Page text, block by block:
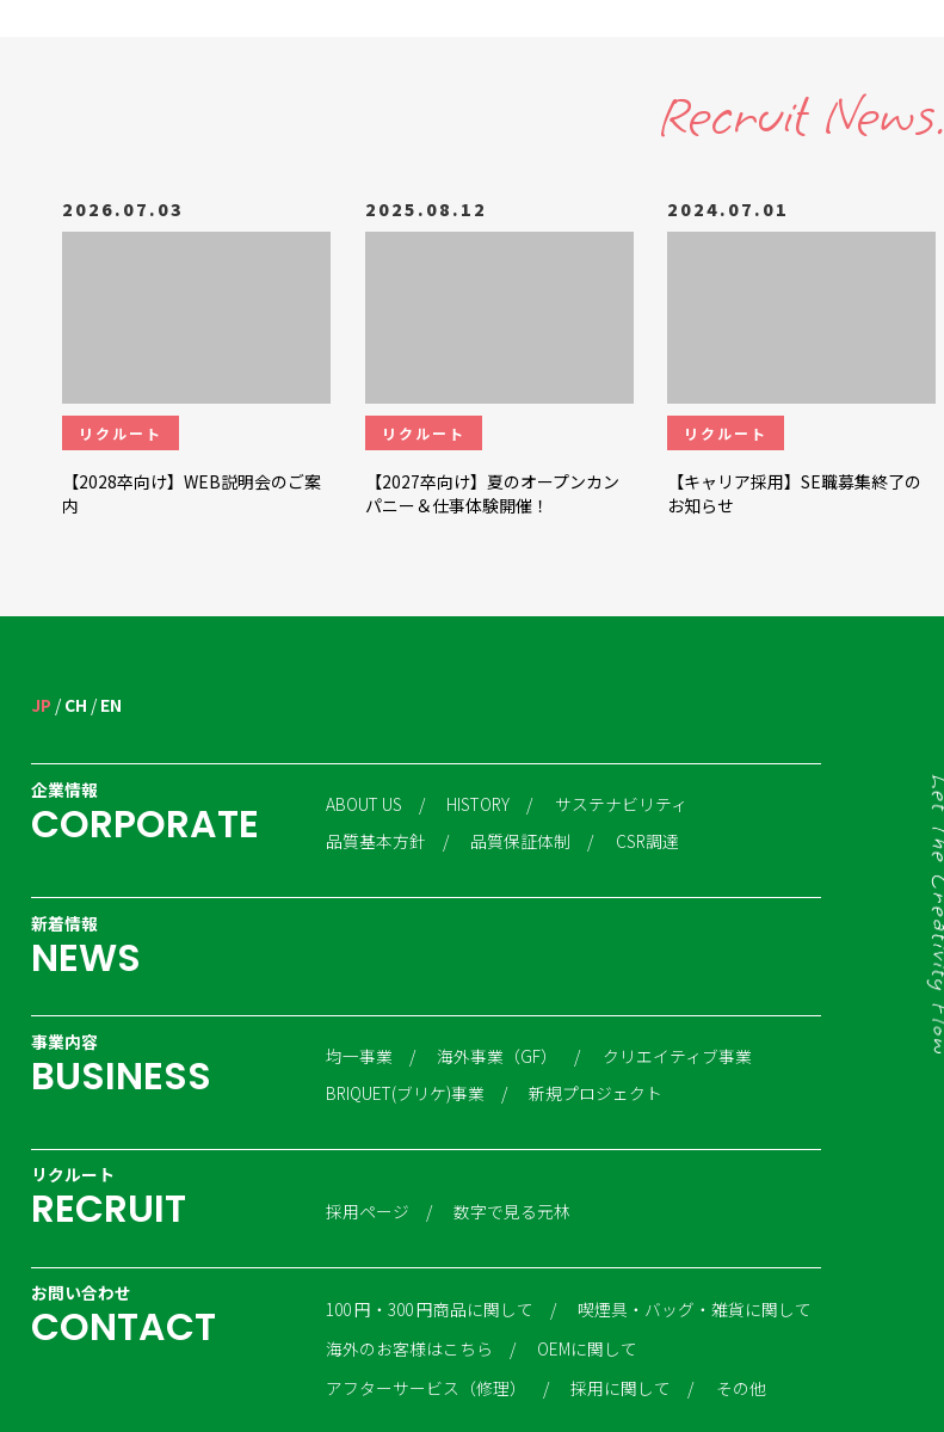
Recruit News.
2026.07.03
リクルート
【2028卒向け】WEB説明会のご案
内
2025.08.12
リクルート
【2027卒向け】夏のオープンカン
パニー＆仕事体験開催！
2024.07.01
リクルート
【キャリア採用】SE職募集終了の
お知らせ
JP CH EN
企業情報
CORPORATE ABOUT US HISTORY
サステナビリティ
品質基本方針
品質保証体制 CSR調達
新着情報
NEWS
事業内容
BUSINESS 均一事業 海外事業（GF）
クリエイティブ事業
BRIQUET(ブリケ)事業
新規プロジェクト
リクルート
RECRUIT 採用ページ 数字で見る元林
お問い合わせ
CONTACT 100 円・300 円商品に関して
喫煙具・バッグ・雑貨に関して
海外のお客様はこちら
OEMに関して
アフターサービス（修理）
採用に関して その他